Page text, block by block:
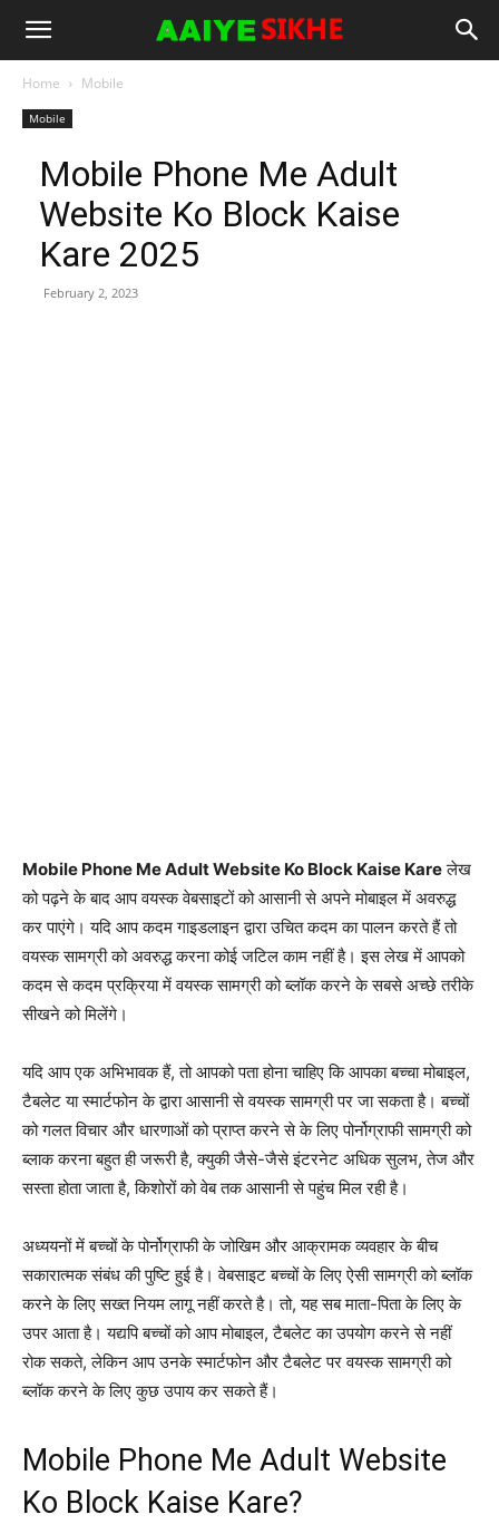
Home Mobile
Mobile
Mobile Phone Me Adult
Website Ko Block Kaise
Kare 2025
February 2, 2023
Mobile Phone Me Adult Website Ko Block Kaise Kareलेख
को पढ़ने के बाद आप वयस्क वेबसाइटों को आसानी से अपने मोबाइल में अवरुद्ध
कर पाएंगे। यदि आप कदम गाइडलाइन द्वारा उचित कदम का पालन करते हैं तो
वयस्क सामग्री को अवरुद्ध करना कोई जटिल काम नहीं है। इस लेख में आपको
कदम से कदम प्रक्रिया में वयस्क सामग्री को ब्लॉक करने के सबसे अच्छे तरीके
सीखने को मिलेंगे।
यदि आप एक अभिभावक हैं, तो आपको पता होना चाहिए कि आपका बच्चा मोबाइल,
टैबलेट या स्मार्टफोन के द्वारा आसानी से वयस्क सामग्री पर जा सकता है। बच्चों
को गलत विचार और धारणाओं को प्राप्त करने से के लिए पोर्नोग्राफी सामग्री को
ब्लाक करना बहुत ही जरूरी है, क्युकी जैसे-जैसे इंटरनेट अधिक सुलभ, तेज और
सस्ता होता जाता है, किशोरों को वेब तक आसानी से पहुंच मिल रही है।
अध्ययनों में बच्चों के पोर्नोग्राफी के जोखिम और आक्रामक व्यवहार के बीच
सकारात्मक संबंध की पुष्टि हुई है। वेबसाइट बच्चों के लिए ऐसी सामग्री को ब्लॉक
करने के लिए सख्त नियम लागू नहीं करते है। तो, यह सब माता-पिता के लिए के
उपर आता है। यद्यपि बच्चों को आप मोबाइल, टैबलेट का उपयोग करने से नहीं
रोक सकते, लेकिन आप उनके स्मार्टफोन और टैबलेट पर वयस्क सामग्री को
ब्लॉक करने के लिए कुछ उपाय कर सकते हैं।
Mobile Phone Me Adult Website
Ko Block Kaise Kare?